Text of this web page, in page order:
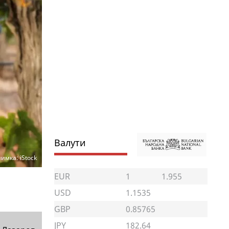
iStock
Валути
EUR 1
1.955
USD
1.1535
GBP
0.85765
JPY
182.64